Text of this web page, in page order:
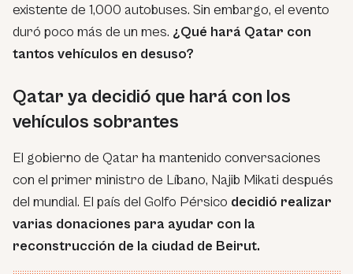
existente de 1,000 autobuses. Sin embargo, el evento
duró poco más de un mes. ¿Qué hará Qatar con
tantos vehículos en desuso?
Qatar ya decidió que hará con los
vehículos sobrantes
El gobierno de Qatar ha mantenido conversaciones
con el primer ministro de Líbano, Najib Mikati después
del mundial. El país del Golfo Pérsico decidió realizar
varias donaciones para ayudar con la
reconstrucción de la ciudad de Beirut.